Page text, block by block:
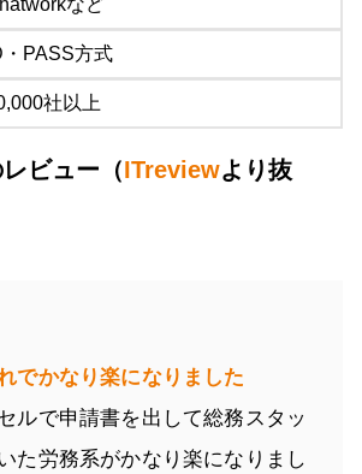
など
・PASS方式
社以上
ビュー（ITreviewより抜
でかなり楽になりました
ルで申請書を出して総務スタッ
た労務系がかなり楽になりまし